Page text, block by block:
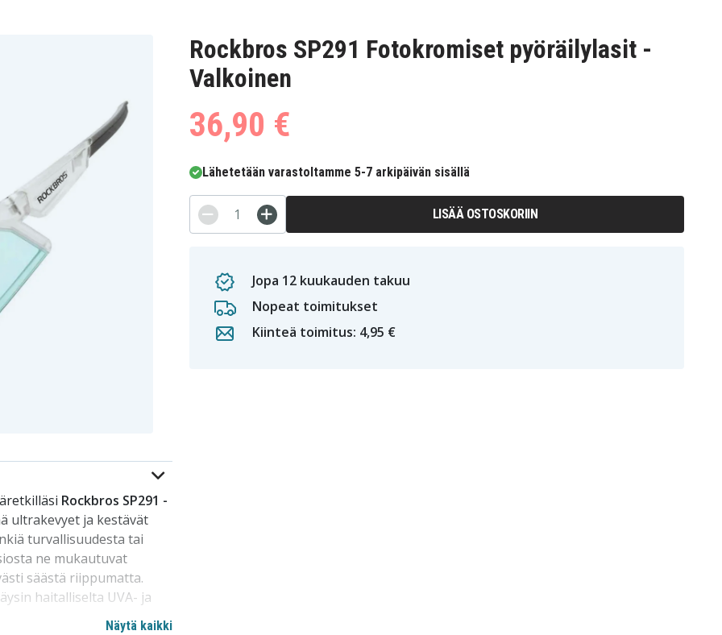
Rockbros SP291 Fotokromiset pyöräilylasit -
Valkoinen
36,90 €
Lähetetään varastoltamme 5-7 arkipäivän sisällä
LISÄÄ OSTOSKORIIN
Jopa 12 kuukauden takuu
Nopeat toimitukset
Kiinteä toimitus: 4,95 €
Rockbros SP291 -
ultrakevyet ja kestävät
turvallisuudesta tai
ne mukautuvat
säästä riippumatta.
haitalliselta UVA- ja
myös pitkillä, aurinkoisilla
Näytä kaikki